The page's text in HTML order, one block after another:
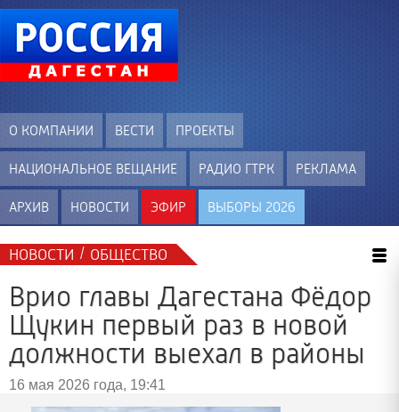
О КОМПАНИИ ВЕСТИ ПРОЕКТЫ
НАЦИОНАЛЬНОЕ ВЕЩАНИЕ РАДИО ГТРК РЕКЛАМА
АРХИВ НОВОСТИ ЭФИР ВЫБОРЫ 2026
НОВОСТИ / ОБЩЕСТВО
Врио главы Дагестана Фёдор
Щукин первый раз в новой
должности выехал в районы
16 мая 2026 года, 19:41